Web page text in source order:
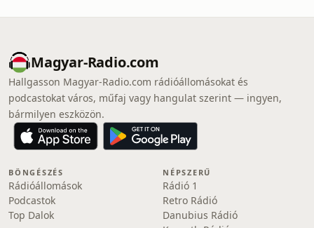
Magyar-Radio.com
Hallgasson Magyar-Radio.com rádióállomásokat és
podcastokat város, műfaj vagy hangulat szerint — ingyen,
bármilyen eszközön.
BÖNGÉSZÉS
Rádióállomások
Podcastok
Top Dalok
NÉPSZERŰ
Rádió 1
Retro Rádió
Danubius Rádió